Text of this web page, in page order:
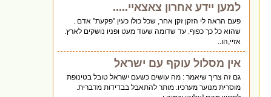
למען יידע אחרון צאצאיי.....
פעם הראה לי הזקן זקן אחר, שכל כולו כעין "פקעת" אדם .
שהוא כל כך כפוף. עד שדומה שעוד מעט ופניו נושקים לארץ.
אזיי,הו..
אין מסלול עוקף עם ישראל
גם זה צריך שיאמר : מה עושים כשעם ישראל טובל בטינופת
מוסרית מנוער מערכיו. מותר להתאבל בבדידות מדברית.